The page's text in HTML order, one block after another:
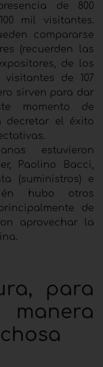
de 800
mil visitantes.
compararse
(recuerden las
de los
visitantes de 107
sirven para dar
momento de
decretar el éxito
estuvieron
Paolino Bacci,
(suministros) e
hubo otros
de
aprovechar la
para